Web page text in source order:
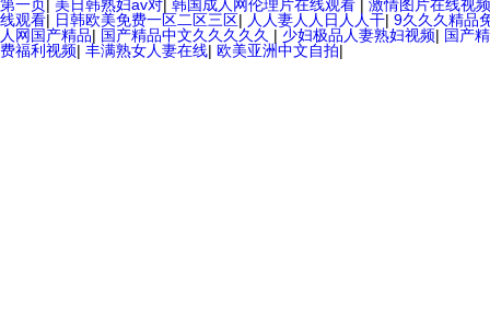
第一页| 美日韩熟妇av对| 韩国成人网伦理片在线观看 | 激情图片在线视频
线观看| 日韩欧美免费一区二区三区| 人人妻人人日人人干| 9久久久精品
人网国产精品| 国产精品中文久久久久久 | 少妇极品人妻熟妇视频| 国产
费福利视频| 丰满熟女人妻在线| 欧美亚洲中文自拍|